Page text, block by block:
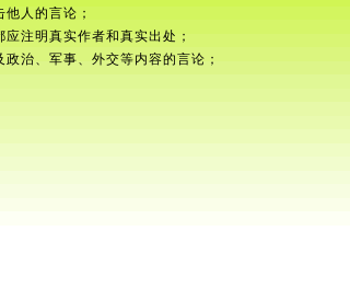
人的言论；
注明真实作者和真实出处；
治、军事、外交等内容的言论；